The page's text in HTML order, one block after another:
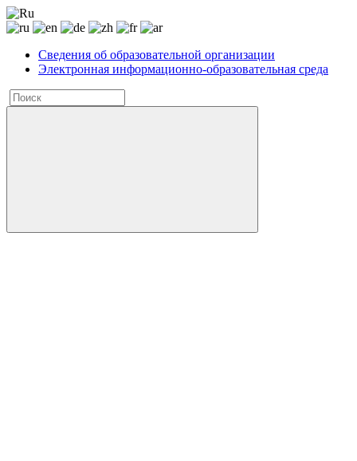
Сведения об образовательной организации
Электронная информационно-образовательная среда